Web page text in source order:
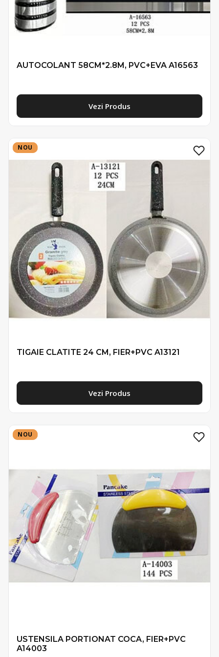
AUTOCOLANT 58CM*2.8M, PVC+EVA A16563
Vezi Produs
NOU
NOU
TIGAIE CLATITE 24 CM, FIER+PVC A13121
Vezi Produs
NOU
NOU
USTENSILA PORTIONAT COCA, FIER+PVC
A14003